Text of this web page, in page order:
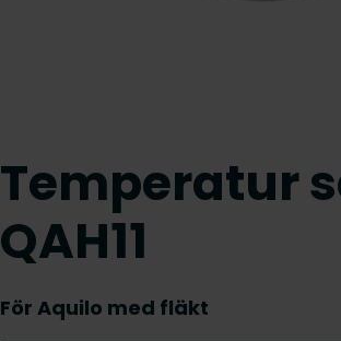
Temperatur
QAH11
För Aquilo med fläkt